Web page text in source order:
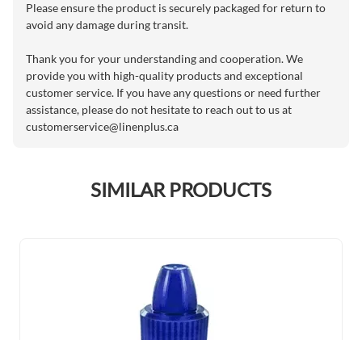
Please ensure the product is securely packaged for return to
avoid any damage during transit.
Thank you for your understanding and cooperation. We
provide you with high-quality products and exceptional
customer service. If you have any questions or need further
assistance, please do not hesitate to reach out to us at
customerservice@linenplus.ca
SIMILAR PRODUCTS